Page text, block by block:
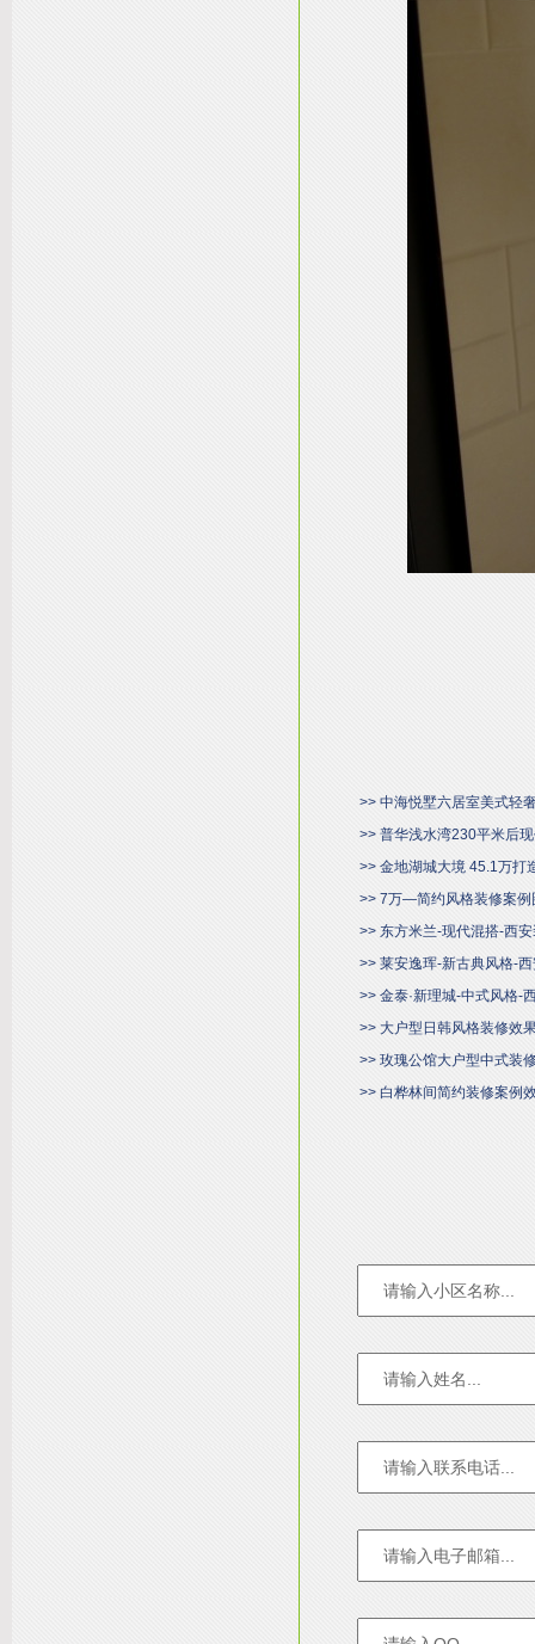
>> 中海悦墅六居室美式轻
>> 普华浅水湾230平米后
>> 金地湖城大境 45.1万打
>> 7万—简约风格装修案例
>> 东方米兰-现代混搭-西
>> 莱安逸珲-新古典风格-
>> 金泰·新理城-中式风格-
>> 大户型日韩风格装修效
>> 玫瑰公馆大户型中式装
>> 白桦林间简约装修案例